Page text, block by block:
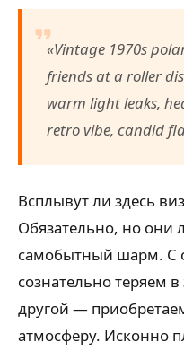
«Vintage 1970s
friends at a roller
warm light leaks,
retro vibe, candid
Всплывут ли здесь
Обязательно, но они
самобытный шарм. С
сознательно теряем
другой —
атмосферу. Исконно